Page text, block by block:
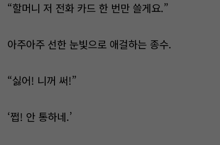
“할머니 저 전화 카드 한 번만 쓸게요.”
아주아주 선한 눈빛으로 애걸하는 종수.
“싫어! 니꺼 써!”
‘쩝! 안 통하네.’